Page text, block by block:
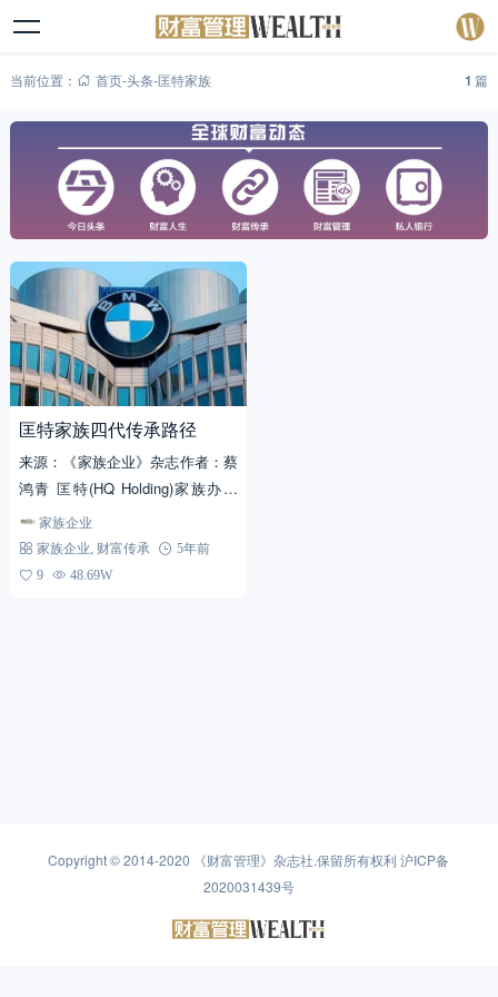
当前位置： 首页-头条-匡特家族 1 篇
匡特家族四代传承路径
来源：《家族企业》杂志作者：蔡
鸿青 匡特(HQ Holding)家族办公
室，这个号称全德国最大的家族办
公室，是如何练成的？ 匡特家族
是戴姆勒-奔...
家族企业
家族企业 财富传承
5年前
9
48.69W
Copyright © 2014-2020 《财富管理》杂志社.保留所有权利沪ICP备
2020031439号